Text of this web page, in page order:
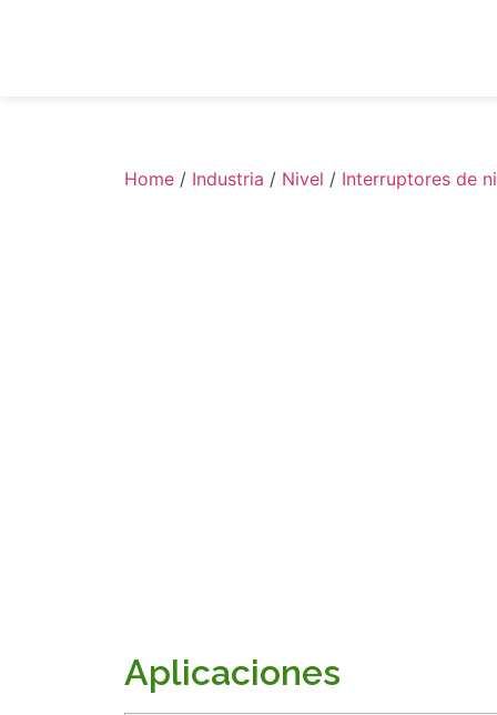
Home / Industria / Nivel / Interruptores de
Aplicaciones